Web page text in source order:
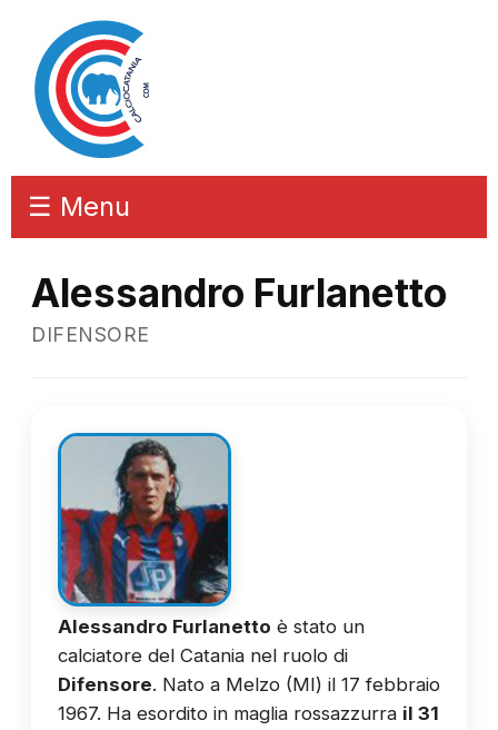
☰ Menu
Alessandro Furlanetto
DIFENSORE
Alessandro Furlanetto è stato un
calciatore del Catania nel ruolo di
Difensore. Nato a Melzo (MI) il 17 febbraio
1967. Ha esordito in maglia rossazzurra il 31